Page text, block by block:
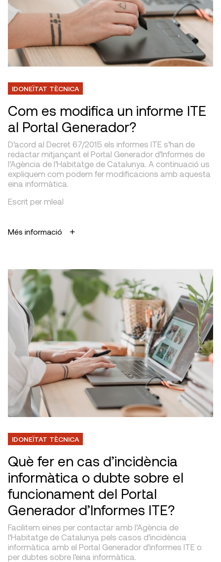
IDONEÏTAT TÈCNICA
Com es modifica un informe ITE
al Portal Generador?
D’acord al Decret 67/2015 els informes ITE s’han de
redactar mitjançant el Portal Generador d’Informes de
l’Agència de l’Habitatge de Catalunya. A continuació us
expliquem com podem fer modificacions amb aquesta
eina informàtica.
Escrit per mleal
Més informació
IDONEÏTAT TÈCNICA
Què fer en cas d’incidència
informàtica o dubte sobre el
funcionament del Portal
Generador d’Informes ITE?
Facilitem eines per contactar amb l’Agència de
l’Habitatge de Catalunya pels casos d’incidència
informàtica amb el Portal Generador d’informes ITE o
per dubtes sobre l’eina informàtica.